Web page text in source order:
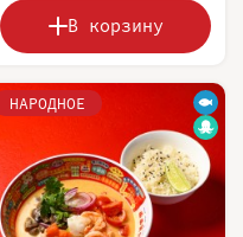
В корзину
НАРОДНОЕ